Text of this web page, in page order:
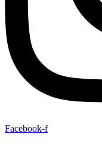
Facebook-f